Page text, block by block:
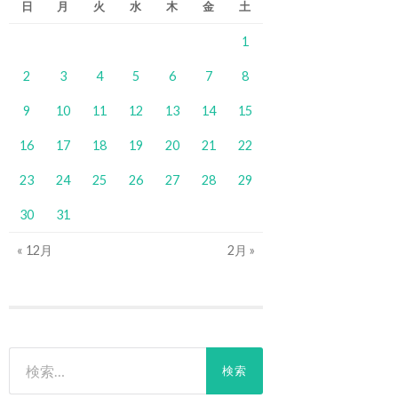
日 月 火 水 木 金 土
1
2 3 4 5 6 7 8
9 10 11 12 13 14 15
16 17 18 19 20 21 22
23 24 25 26 27 28 29
30 31
« 12月 2月 »